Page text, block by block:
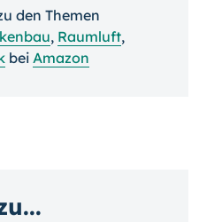
den Themen
, Raumluft,
bei Amazon